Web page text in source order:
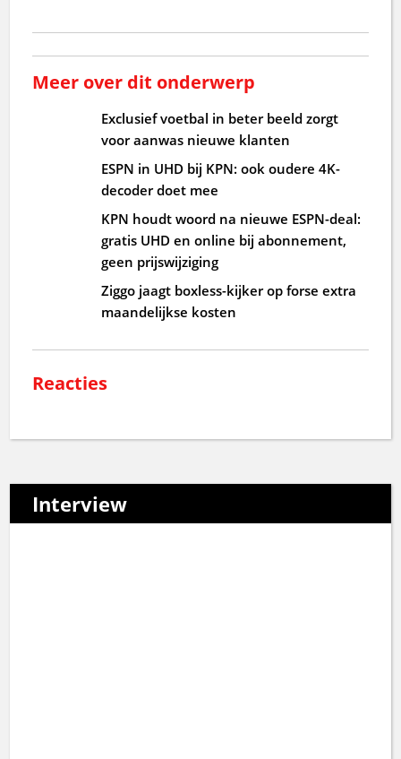
Meer over dit onderwerp
Exclusief voetbal in beter beeld zorgt
voor aanwas nieuwe klanten
ESPN in UHD bij KPN: ook oudere 4K-
decoder doet mee
KPN houdt woord na nieuwe ESPN-deal:
gratis UHD en online bij abonnement,
geen prijswijziging
Ziggo jaagt boxless-kijker op forse extra
maandelijkse kosten
Reacties
Interview